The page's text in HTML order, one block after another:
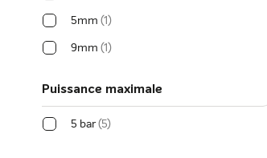
5mm 1
9mm 1
Puissance maximale
5 bar 5